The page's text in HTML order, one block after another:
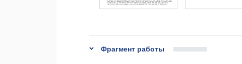
Фрагмент работы